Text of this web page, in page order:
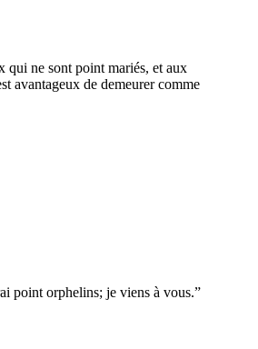
qui ne sont point mariés, et aux
avantageux de demeurer comme
point orphelins; je viens à vous.”